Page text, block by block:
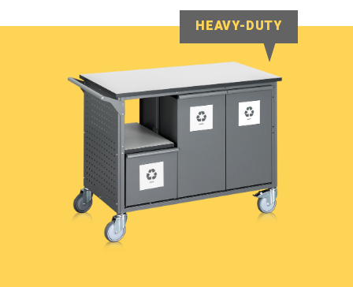
HEAVY-DUTY